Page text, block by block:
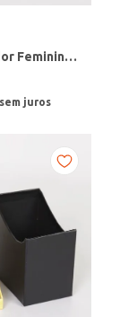
Relógio Condor Feminino DOURADO